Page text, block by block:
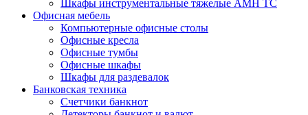
Шкафы инструментальные тяжелые AMH TC
Офисная мебель
Компьютерные офисные столы
Офисные кресла
Офисные тумбы
Офисные шкафы
Шкафы для раздевалок
Банковская техника
Счетчики банкнот